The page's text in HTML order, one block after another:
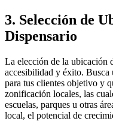
3. Selección de
Dispensario
La elección de la ubicación
accesibilidad y éxito. Busca
para tus clientes objetivo y
zonificación locales, las
escuelas, parques u otras
local, el potencial de